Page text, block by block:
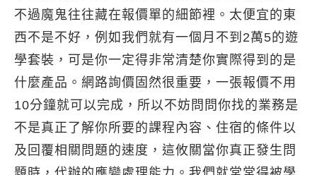
不過魔鬼往往藏在報價單的細節裡。太便宜的東
西不是不好，例如我們就有一個月不到2萬5的遊
學套裝，可是你一定得非常清楚你實際得到的是
什麼產品。網路詢價固然很重要，一張報價不用
10分鐘就可以完成，所以不妨問問你找的業務是
不是真正了解你所要的課程內容、住宿的條件以
及回覆相關問題的速度，這攸關當你真正發生問